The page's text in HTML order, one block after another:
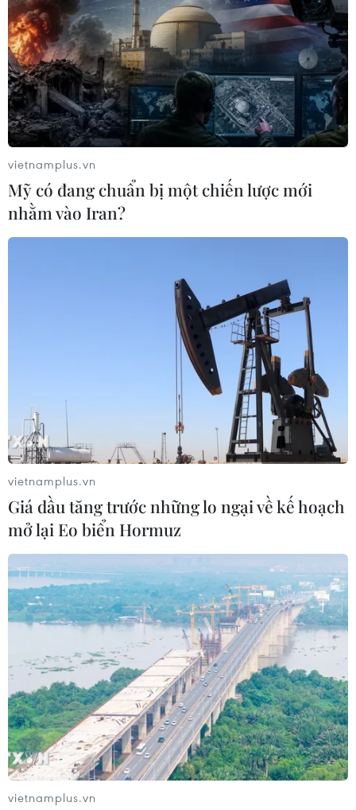
vietnamplus.vn
Mỹ có đang chuẩn bị một chiến lược mới
nhằm vào Iran?
vietnamplus.vn
Giá dầu tăng trước những lo ngại về kế hoạch
mở lại Eo biển Hormuz
vietnamplus.vn